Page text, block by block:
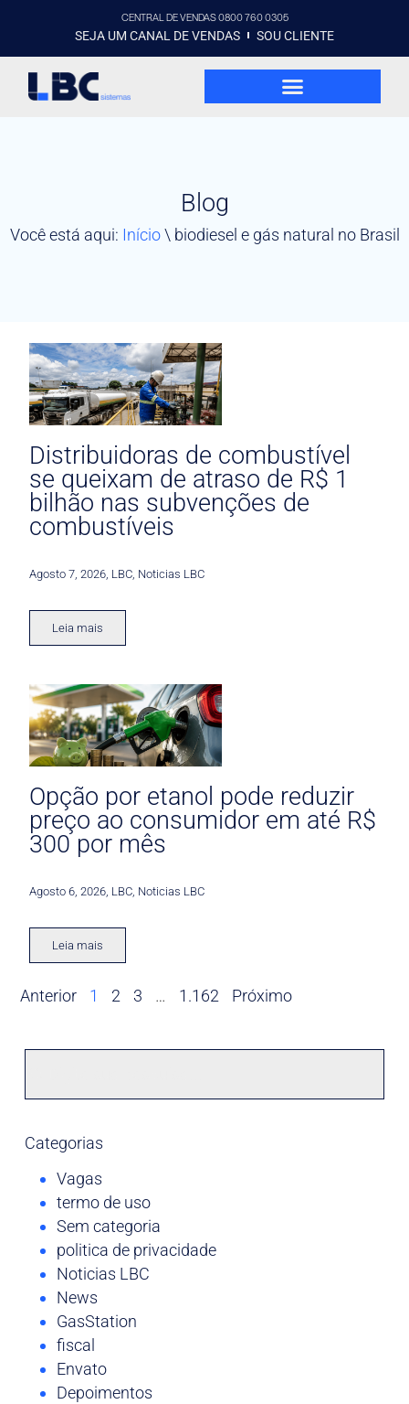
CENTRAL DE VENDAS 0800 760 0305
SEJA UM CANAL DE VENDAS SOU CLIENTE
Blog
Você está aqui: Início\ biodiesel e gás natural no Brasil
Distribuidoras de combustível
se queixam de atraso de R$ 1
bilhão nas subvenções de
combustíveis
Agosto 7, 2026 LBC Noticias LBC
Leia mais
Opção por etanol pode reduzir
preço ao consumidor em até R$
300 por mês
Agosto 6, 2026 LBC Noticias LBC
Leia mais
Anterior 1 2 3 … 1.162 Próximo
Categorias
Vagas
termo de uso
Sem categoria
politica de privacidade
Noticias LBC
News
GasStation
fiscal
Envato
Depoimentos